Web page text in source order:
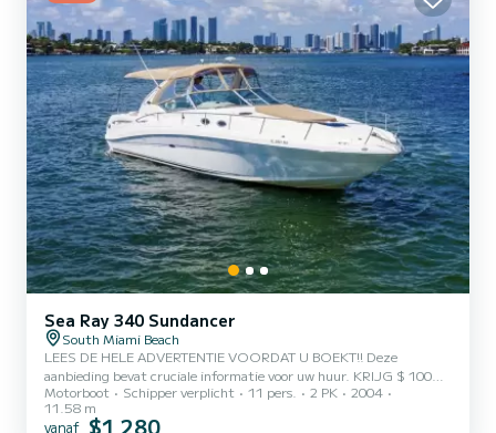
Sea Ray 340 Sundancer
South Miami Beach
LEES DE HELE ADVERTENTIE VOORDAT U BOEKT!! Deze
aanbieding bevat cruciale informatie voor uw huur. KRIJG $ 100
KORTING VAN MAANDAG TOT DONDERDAG (4 UUR OF MEER
REIS) met uitzondering van feestdagen en feestdagenweekenden.
Motorboot Schipper verplicht 11 pers. 2 PK
2004
11.58 m
vanaf $1 280